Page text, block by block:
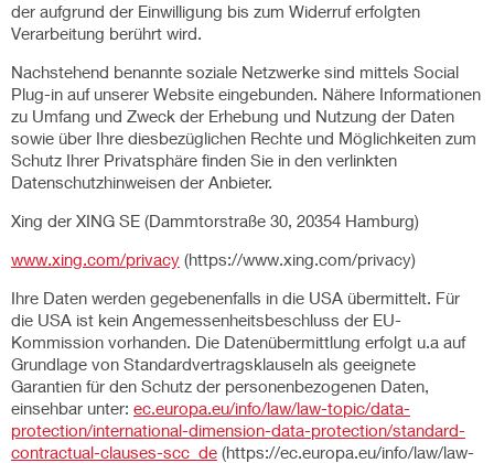
der aufgrund der Einwilligung bis zum Widerruf erfolgten
Verarbeitung berührt wird.
Nachstehend benannte soziale Netzwerke sind mittels Social
Plug-in auf unserer Website eingebunden. Nähere Informationen
zu Umfang und Zweck der Erhebung und Nutzung der Daten
sowie über Ihre diesbezüglichen Rechte und Möglichkeiten zum
Schutz Ihrer Privatsphäre finden Sie in den verlinkten
Datenschutzhinweisen der Anbieter.
Xing der XING SE (Dammtorstraße 30, 20354 Hamburg)
www.xing.com/privacy (https://www.xing.com/privacy)
Ihre Daten werden gegebenenfalls in die USA übermittelt. Für
die USA ist kein Angemessenheitsbeschluss der EU-
Kommission vorhanden. Die Datenübermittlung erfolgt u.a auf
Grundlage von Standardvertragsklauseln als geeignete
Garantien für den Schutz der personenbezogenen Daten,
einsehbar unter: ec.europa.eu/info/law/law-topic/data-
protection/international-dimension-data-protection/standard-
contractual-clauses-scc_de (https://ec.europa.eu/info/law/law-